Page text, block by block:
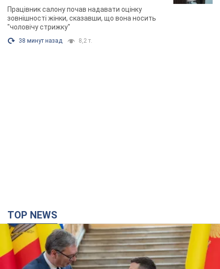
розгорівся скандал. Фото
Працівник салону почав надавати оцінку
зовнішності жінки, сказавши, що вона носить
"чоловічу стрижку"
38 минут назад 8,2 т.
TOP NEWS